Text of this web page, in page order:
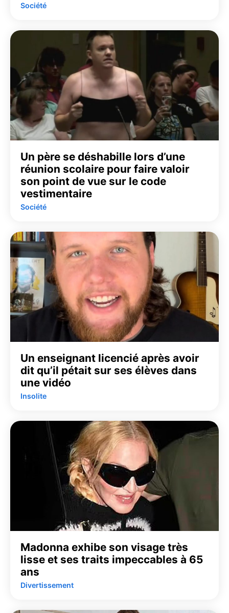
Société
Un père se déshabille lors d’une
réunion scolaire pour faire valoir
son point de vue sur le code
vestimentaire
Société
Un enseignant licencié après avoir
dit qu’il pétait sur ses élèves dans
une vidéo
Insolite
Madonna exhibe son visage très
lisse et ses traits impeccables à 65
ans
Divertissement